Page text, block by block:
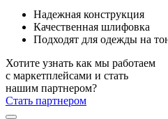
Надежная конструкция
Качественная шлифовка
Подходят для одежды на
Хотите узнать как мы работаем
с маркетплейсами и стать
нашим партнером?
Стать партнером